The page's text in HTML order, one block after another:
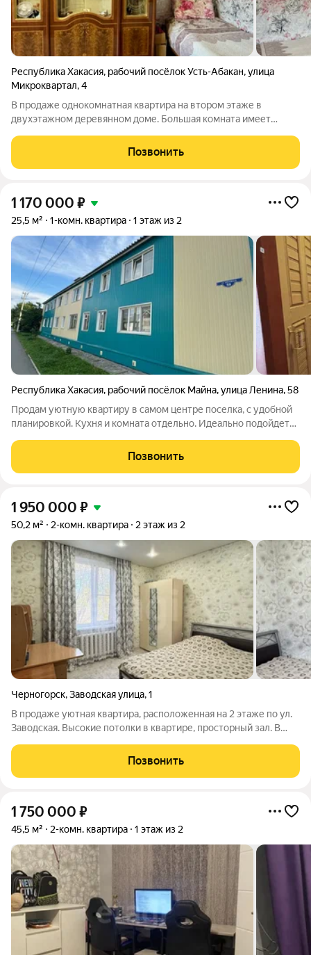
Республика Хакасия, рабочий посёлок Усть-Абакан,улица
Микроквартал,4
В продаже однокомнатная квартира на втором этаже в
двухэтажном деревянном доме. Большая комната имеет
полу уложен линолеум. Санузел совмещен, стены - отделка
ПВХ панелями. Квартира теплая,
Позвонить
1 170 000 ₽
25,5 м² 1-комн. квартира 1 этаж из 2
Республика Хакасия, рабочий посёлок Майна,улица Ленина,58
Продам уютную квартиру в самом центре поселка, с удобной
планировкой. Кухня и комната отдельно. Идеально подойдет
минутах ходьбы остановка. Если у вас есть дети-эта квартира
идеальна для вас,
Позвонить
1 950 000 ₽
50,2 м² 2-комн. квартира 2 этаж из 2
Черногорск,Заводская улица,1
В продаже уютная квартира, расположенная на 2 этаже по ул.
Заводская. Высокие потолки в квартире, просторный зал. В
качественный линолеум, новые обои, натяжные потолки с
регулируемым светом. Заменены
Позвонить
1 750 000 ₽
45,5 м² 2-комн. квартира 1 этаж из 2